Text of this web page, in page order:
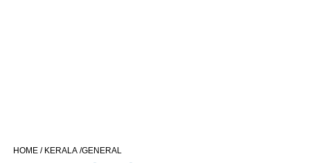
CINEMA
HOME / KERALA /GENERAL